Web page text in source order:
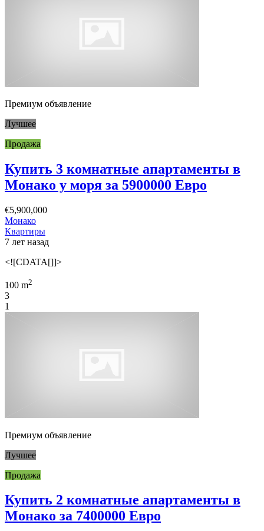
Премиум объявление
Лучшее
Продажа
Купить 3 комнатные апартаменты в
Монако у моря за 5900000 Евро
€5,900,000
Монако
Квартиры
7 лет назад
<![CDATA[]]>
100 m2
3
1
Премиум объявление
Лучшее
Продажа
Купить 2 комнатные апартаменты в
Монако за 7400000 Евро